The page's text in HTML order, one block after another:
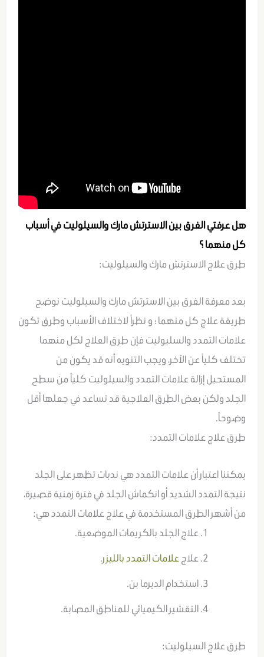
هل عرفتي الفرق بين الاسترتش مارك والسيلوليت في أسباب
كل منهما ؟
طرق علاج الاسترتش مارك والسيلوليت:
بعد معرفة الفرق بين الاسترتش مارك والسيلوليت نوضح
طريقة علاج كل منهما ؛ و نظراً لاختلاف الأسباب وطرق تكون
علامات التمدد والسليوليت فإن طرق العلاج لكل منهما
تختلف كلياً عن الآخر، ويجب التنويه أنه قد يكون من
المستحيل إزالة علامات التمدد والسيلوليت كلياً من سطح
الجلد ولكن بعض الطرق العلاجية قد تساعد في جعلها أقل
وضوحاً.
طرق علاج علامات التمدد:
يمكننا اعتبار أن علامات التمدد هي ندبات تظهر على الجلد
نتيجة التمدد الشديد أو انكماش الجلد في فترة زمنية قصيرة،
من أشهر الطرق المستخدمة في علاج علامات التمدد هي:
علاج الجلد بالكريمات الموضعية.
علاجعلامات التمدد بالليزر.
استخدام الديرما بن.
التقشير الكيميائي للمناطق المصابة.
طرق علاج السيلوليت: